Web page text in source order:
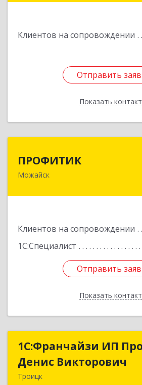
Клиентов на сопровождении
Отправить
Показать
Отправить
Назад
ПРОФИТИК
Можайск
Клиентов на сопровождении
1С:Специалист
Отправить
Показать
143200, Московская
Отправить
Назад
1C:Франчайзи ИП
Денис Викторович
Троицк
1C:Франчайзи ИП
Денис